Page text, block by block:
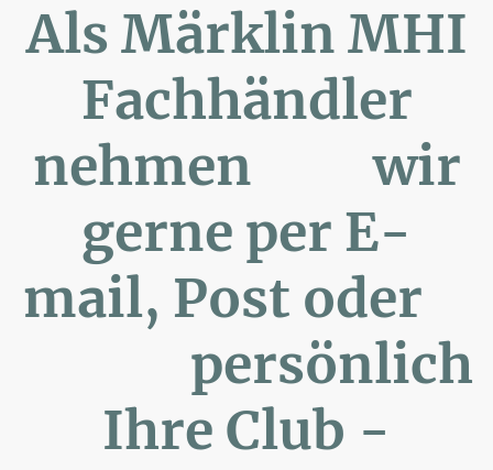
Als Märklin MHI
Fachhändler
nehmen wir
gerne per E-
mail, Post oder
persönlich
Ihre Club -